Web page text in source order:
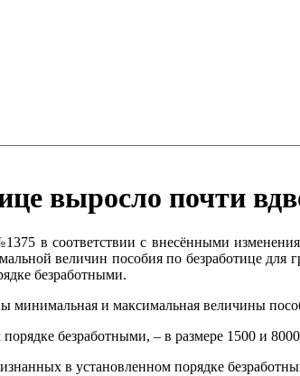
выросло почти
в соответствии с внесёнными
величин пособия по безработице
безработными.
минимальная и максимальная величины
безработными, – в размере 1500 и
в установленном порядке